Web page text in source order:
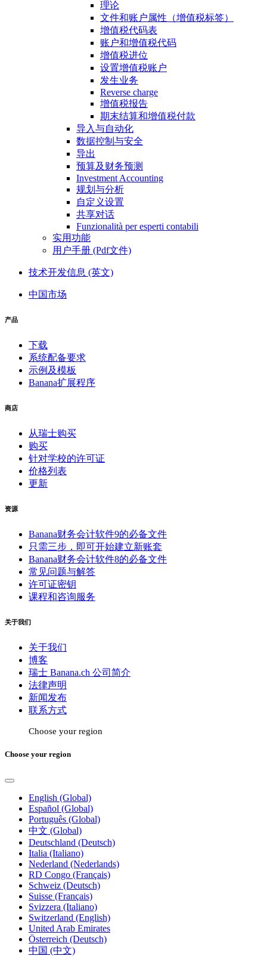
理论
文件和账户属性（增值税标签）
增值税代码表
账户和增值税代码
增值税进位
设置增值税账户
发生业务
Reverse charge
增值税报告
期末结算和增值税付款
导入与自动化
数据控制与安全
导出
预算及财务预测
Investment Accounting
规划与分析
自定义设置
共享对话
Funzionalità per esperti contabili
实用功能
用户手册 (Pdf文件)
技术开发信息 (英文)
中国市场
产品
下载
系统配备要求
示例及模板
Banana扩展程序
商店
从瑞士购买
购买
针对学校的许可证
价格列表
更新
资源
Banana财务会计软件9的必备文件
只需三步，即可开始建立新账套
Banana财务会计软件8的必备文件
常见问题与解答
许可证密钥
课程和咨询服务
关于我们
关于我们
博客
瑞士 Banana.ch 公司简介
法律声明
新闻发布
联系方式
Choose your region
Choose your region
English (Global)
Español (Global)
Português (Global)
中文 (Global)
Deutschland (Deutsch)
Italia (Italiano)
Nederland (Nederlands)
RD Congo (Français)
Schweiz (Deutsch)
Suisse (Français)
Svizzera (Italiano)
Switzerland (English)
United Arab Emirates
Österreich (Deutsch)
中国 (中文)